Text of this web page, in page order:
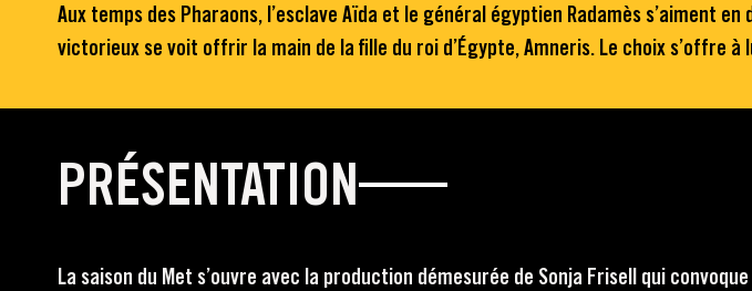
Aux temps des Pharaons, l’esclave Aïda et le général égyptien Radamès s’aiment
victorieux se voit offrir la main de la fille du roi d’Égypte, Amneris. Le choix s’offre
PRÉSENTATION
La saison du Met s’ouvre avec la production démesurée de Sonja Frisell qui